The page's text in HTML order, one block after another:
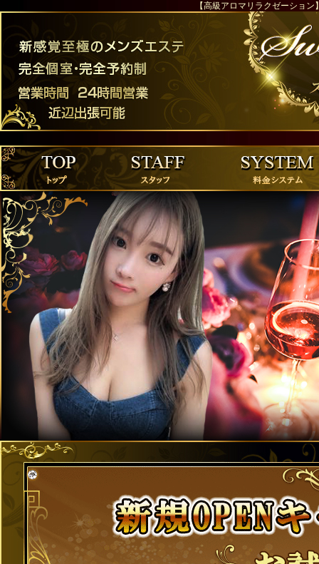
【高級アロマリラクゼーショ